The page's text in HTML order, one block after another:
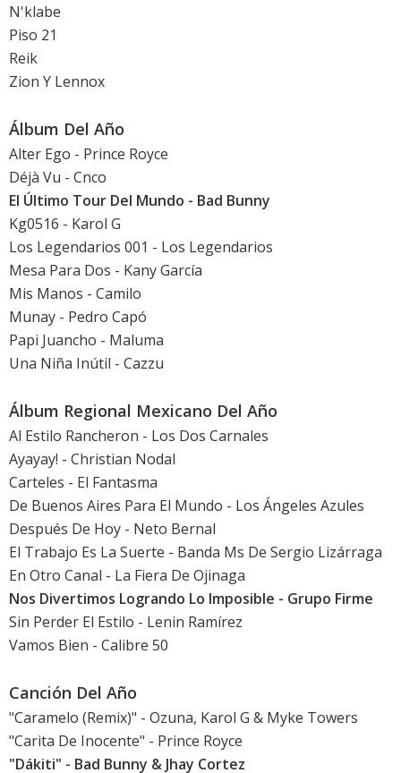
N'klabe
Piso 21
Reik
Zion Y Lennox
Álbum Del Año
Alter Ego - Prince Royce
Déjà Vu - Cnco
El Último Tour Del Mundo - Bad Bunny
Kg0516 - Karol G
Los Legendarios 001 - Los Legendarios
Mesa Para Dos - Kany García
Mis Manos - Camilo
Munay - Pedro Capó
Papi Juancho - Maluma
Una Niña Inútil - Cazzu
Álbum Regional Mexicano Del Año
Al Estilo Rancheron - Los Dos Carnales
Ayayay! - Christian Nodal
Carteles - El Fantasma
De Buenos Aires Para El Mundo - Los Ángeles Azules
Después De Hoy - Neto Bernal
El Trabajo Es La Suerte - Banda Ms De Sergio Lizárraga
En Otro Canal - La Fiera De Ojinaga
Nos Divertimos Logrando Lo Imposible - Grupo Firme
Sin Perder El Estilo - Lenin Ramírez
Vamos Bien - Calibre 50
Canción Del Año
"Caramelo (Remix)" - Ozuna, Karol G & Myke Towers
"Carita De Inocente" - Prince Royce
"Dákiti" - Bad Bunny & Jhay Cortez